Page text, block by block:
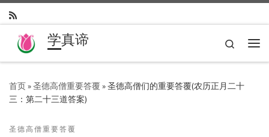
Skip to content
学真谛
Search
首页»圣德高僧重要答覆»圣德高僧们的重要答覆(农历正月二十
三：第二十三道答案)
圣德高僧重要答覆